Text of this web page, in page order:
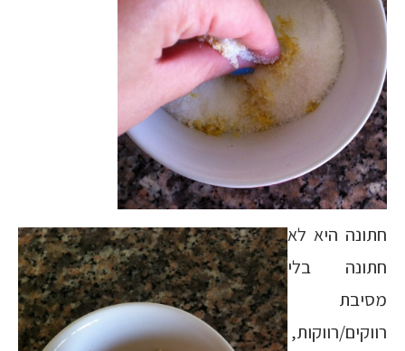
חתונה היא לא
חתונה בלי
מסיבת
רווקים/רווקות,